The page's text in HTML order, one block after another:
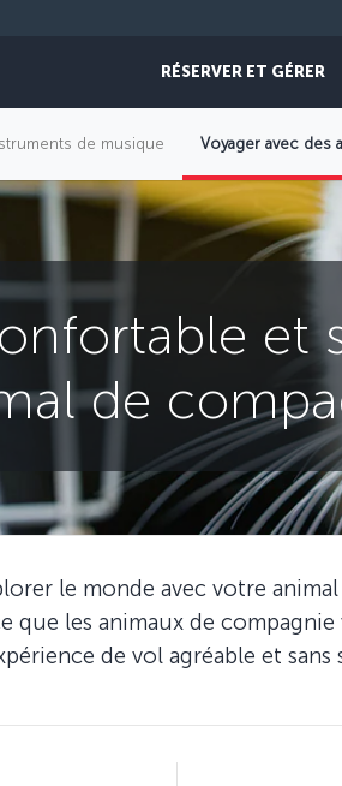
RÉSERVER ET GÉRER
de musique Voyager avec des
et
de
le monde avec votre
les animaux de
de vol agréable et sans